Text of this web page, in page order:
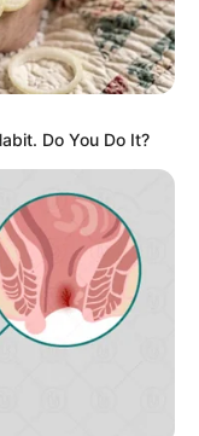
Do You Do It?